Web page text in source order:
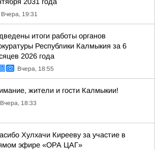
Вчера, 19:31
итоги работы органов
Республики Калмыкия за 6
2026 года
Вчера, 18:55
жители и гости Калмыкии!
Вчера, 18:33
Хулхачи Кирееву за участие в
эфире «ОРА ЦАГ»